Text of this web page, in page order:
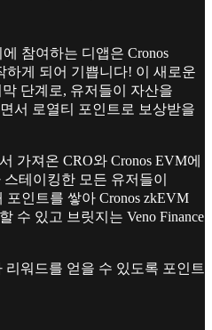
참여하는 디앱은 Cronos
하게 되어 기쁩니다! 이 새로운
단계로, 유저들이 자산을
서 로열티 포인트로 보상받을
가져온 CRO와 Cronos EVM에
테이킹한 모든 유저들이
포인트를 쌓아 Cronos zkEVM
수 있고 브릿지는 Veno Finance
워드를 얻을 수 있도록 포인트